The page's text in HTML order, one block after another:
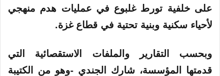
على خلفية تورط غلبوع في عمليات هدم منهجي
لأحياء سكنية وبنية تحتية في قطاع غزة.
وبحسب التقارير والملفات الاستقصائية التي
قدمتها
المؤسسة، شارك الجندي -وهو من الكتيبة